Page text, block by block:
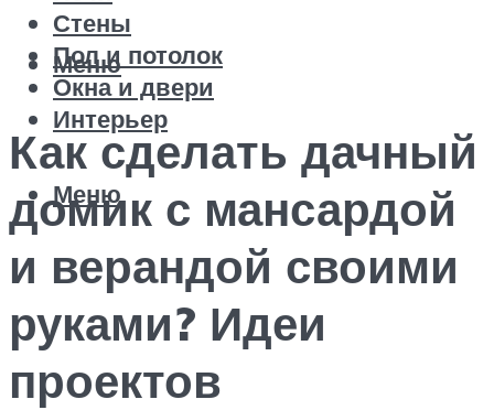
Стены
Пол и потолок
Окна и двери
Интерьер
Меню
Меню
Как сделать дачный
домик с мансардой
и верандой своими
руками? Идеи
проектов